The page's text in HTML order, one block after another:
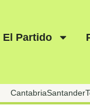
El Partido
CantabriaSantander